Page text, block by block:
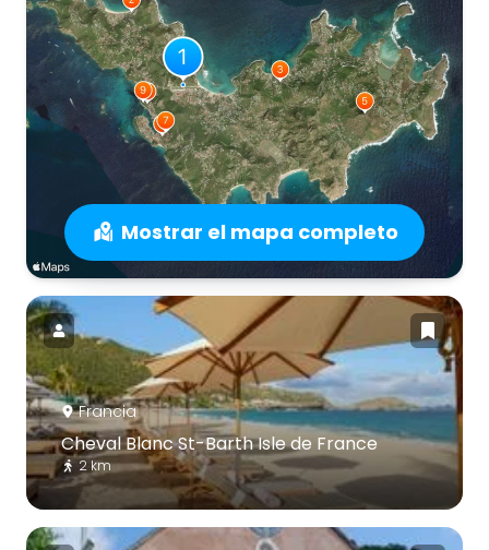
Mostrar el mapa completo
Francia
Cheval Blanc St-Barth Isle de France
2 km